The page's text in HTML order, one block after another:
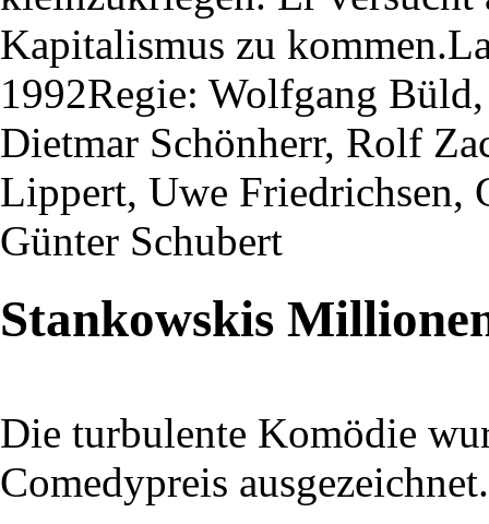
Kapitalismus zu
1992Regie: Wolfgang
Dietmar Schönherr, Rolf
Lippert, Uwe Friedrichsen,
Günter Schubert
Stankowskis
Die turbulente Komödie
Comedypreis ausgezeichnet.